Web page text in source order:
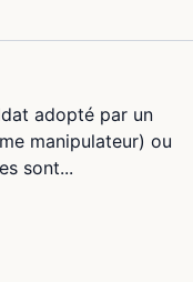
adopté par un
manipulateur) ou
sont...